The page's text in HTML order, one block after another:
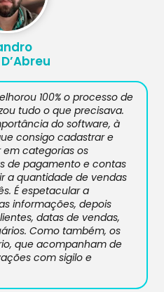
100% o processo de
tudo o que precisava.
do software, à
consigo cadastrar e
em categorias os
de pagamento e contas
a quantidade de vendas
É espetacular a
informações, depois
datas de vendas,
Como também, os
que acompanham de
com sigilo e